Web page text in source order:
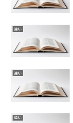
違い
違い
違い